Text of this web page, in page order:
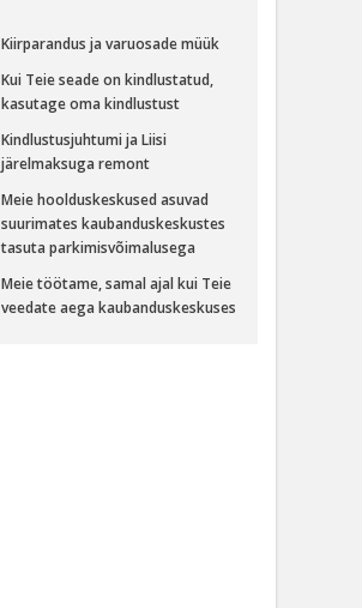
Kiirparandus ja varuosade müük
Kui Teie seade on kindlustatud,
kasutage oma kindlustust
Kindlustusjuhtumi ja Liisi
järelmaksuga remont
Meie hoolduskeskused asuvad
suurimates kaubanduskeskustes
tasuta parkimisvõimalusega
Meie töötame, samal ajal kui Teie
veedate aega kaubanduskeskuses